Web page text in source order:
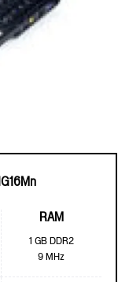
RAM
1 GB DDR2
9 MHz